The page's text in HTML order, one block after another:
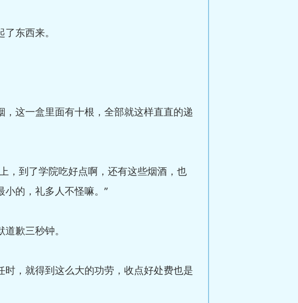
东西来。
这一盒里面有十根，全部就这样直直的递
，到了学院吃好点啊，还有这些烟酒，也
的，礼多人不怪嘛。”
歉三秒钟。
，就得到这么大的功劳，收点好处费也是